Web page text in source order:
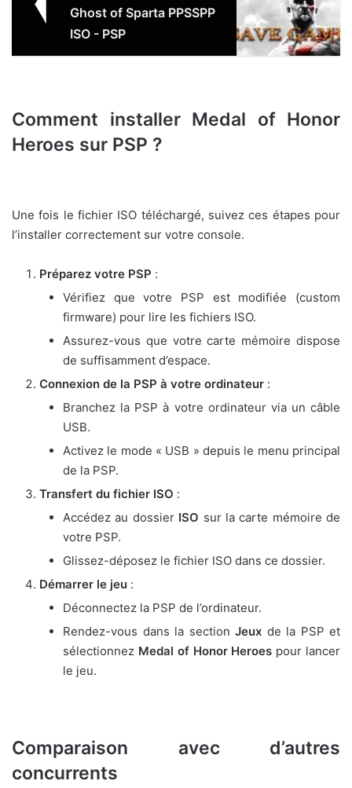
Ghost of Sparta PPSSPP
ISO - PSP
Comment installer Medal of Honor
Heroes sur PSP ?
Une fois le fichier ISO téléchargé, suivez ces étapes pour
l’installer correctement sur votre console.
Préparez votre PSP :
Vérifiez que votre PSP est modifiée (custom
firmware) pour lire les fichiers ISO.
Assurez-vous que votre carte mémoire dispose
de suffisamment d’espace.
Connexion de la PSP à votre ordinateur :
Branchez la PSP à votre ordinateur via un câble
USB.
Activez le mode « USB » depuis le menu principal
de la PSP.
Transfert du fichier ISO :
Accédez au dossier ISO sur la carte mémoire de
votre PSP.
Glissez-déposez le fichier ISO dans ce dossier.
Démarrer le jeu :
Déconnectez la PSP de l’ordinateur.
Rendez-vous dans la section Jeux de la PSP et
sélectionnez Medal of Honor Heroes pour lancer
le jeu.
Comparaison avec d’autres
concurrents